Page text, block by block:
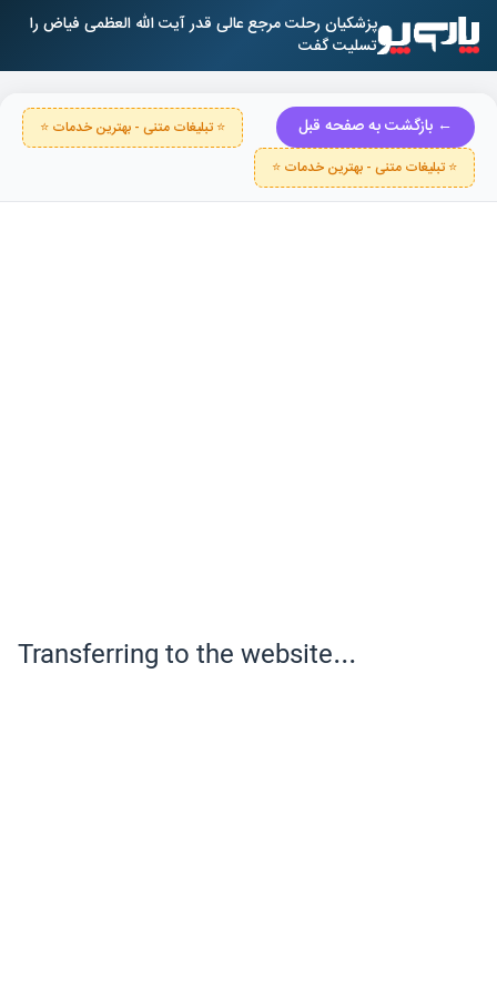
پزشکیان رحلت مرجع عالی قدر آیت الله العظمی فیاض را
تسلیت گفت
← بازگشت به صفحه قبل
⭐ تبلیغات متنی - بهترین خدمات ⭐
⭐ تبلیغات متنی - بهترین خدمات ⭐